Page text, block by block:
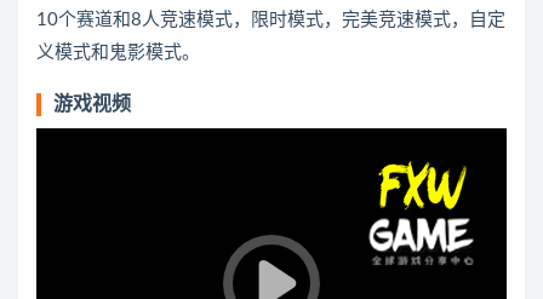
10个赛道和8人竞速模式，限时模式，完美竞速模式，自定
义模式和鬼影模式。
游戏视频